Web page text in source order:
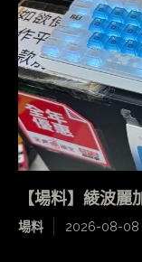
【場料】綾波
場料 2026-08-08